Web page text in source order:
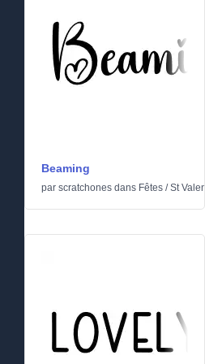
Beaming
par scratchones dans Fêtes /St